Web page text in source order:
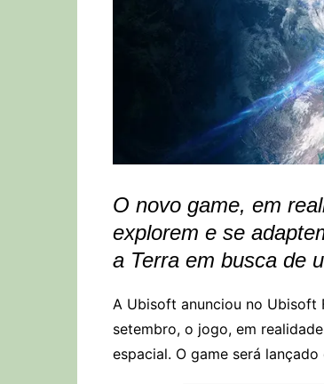
O novo game, em
explorem e se
a Terra em busca de
A Ubisoft anunciou no Ubisoft
setembro, o jogo, em
espacial. O game será